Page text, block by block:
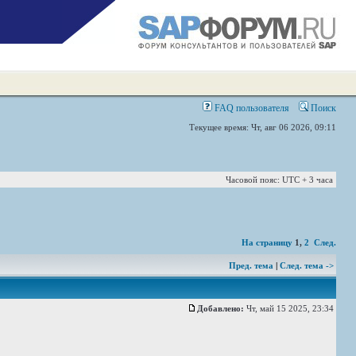
FAQ пользователя Поиск
Текущее время: Чт, авг 06 2026, 09:11
Часовой пояс: UTC + 3 часа
На страницу 1, 2 След.
Пред. тема | След. тема ->
Добавлено: Чт, май 15 2025, 23:34